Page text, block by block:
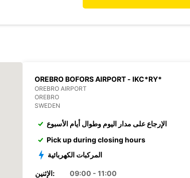
OREBRO BOFORS AIRPORT - IKC*RY*
OREBRO AIRPORT
OREBRO
SWEDEN
الإرجاع على مدار اليوم وطوال أيام الأسبوع
Pick up during closing hours
المركبات الكهربائية
الإثنين:
09:00 - 11:00